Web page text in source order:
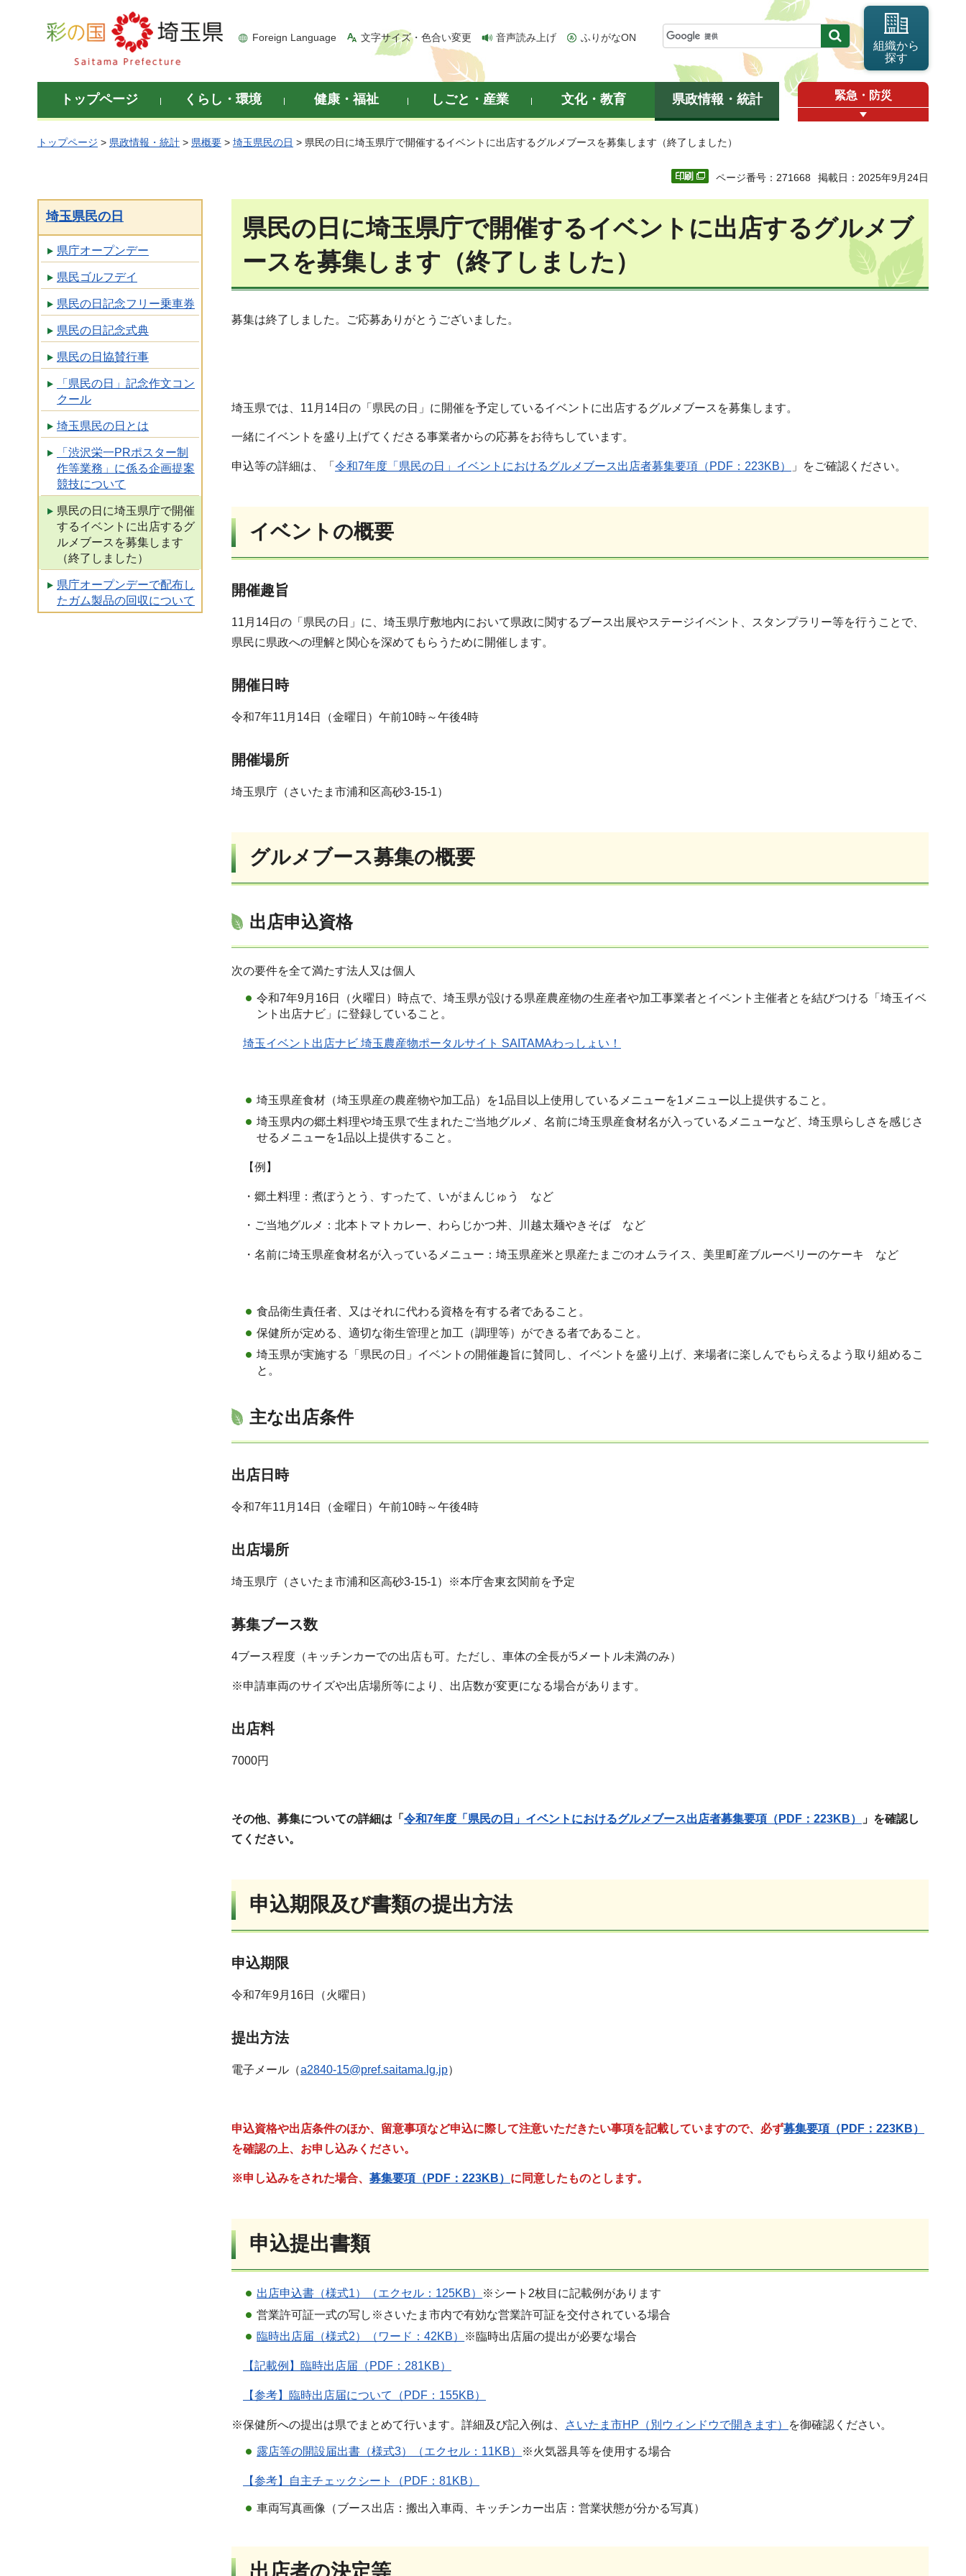
彩の国 埼玉県
Foreign Language 文字サイズ・色合い変更 音声読み上げ ふりがなON
組織から
探す
トップページ くらし・環境 健康・福祉 しごと・産業 文化・教育 県政情報・統計 緊急・防災
トップページ > 県政情報・統計 > 県概要 > 埼玉県民の日 > 県民の日に埼玉県庁で開催するイベントに出店するグルメブースを募集します（終了しました）
ページ番号：271668 掲載日：2025年9月24日
埼玉県民の日
県庁オープンデー
県民ゴルフデイ
県民の日記念フリー乗車券
県民の日記念式典
県民の日協賛行事
「県民の日」記念作文コン
クール
埼玉県民の日とは
「渋沢栄一PRポスター制
作等業務」に係る企画提案
競技について
県民の日に埼玉県庁で開催
するイベントに出店するグ
ルメブースを募集します
（終了しました）
県庁オープンデーで配布し
たガム製品の回収について
県民の日に埼玉県庁で開催するイベントに出店するグルメブ
ースを募集します（終了しました）
募集は終了しました。ご応募ありがとうございました。
埼玉県では、11月14日の「県民の日」に開催を予定しているイベントに出店するグルメブースを募集します。
一緒にイベントを盛り上げてくださる事業者からの応募をお待ちしています。
申込等の詳細は、「 令和7年度「県民の日」イベントにおけるグルメブース出店者募集要項（PDF：223KB） 」をご確認ください。
イベントの概要
開催趣旨
11月14日の「県民の日」に、埼玉県庁敷地内において県政に関するブース出展やステージイベント、スタンプラリー等を行うことで、
県民に県政への理解と関心を深めてもらうために開催します。
開催日時
令和7年11月14日（金曜日）午前10時～午後4時
開催場所
埼玉県庁（さいたま市浦和区高砂3-15-1）
グルメブース募集の概要
出店申込資格
次の要件を全て満たす法人又は個人
令和7年9月16日（火曜日）時点で、埼玉県が設ける県産農産物の生産者や加工事業者とイベント主催者とを結びつける「埼玉イベ
ント出店ナビ」に登録していること。
埼玉イベント出店ナビ 埼玉農産物ポータルサイト SAITAMAわっしょい！
埼玉県産食材（埼玉県産の農産物や加工品）を1品目以上使用しているメニューを1メニュー以上提供すること。
埼玉県内の郷土料理や埼玉県で生まれたご当地グルメ、名前に埼玉県産食材名が入っているメニューなど、埼玉県らしさを感じさ
せるメニューを1品以上提供すること。
【例】
・郷土料理：煮ぼうとう、すったて、いがまんじゅう など
・ご当地グルメ：北本トマトカレー、わらじかつ丼、川越太麺やきそば など
・名前に埼玉県産食材名が入っているメニュー：埼玉県産米と県産たまごのオムライス、美里町産ブルーベリーのケーキ など
食品衛生責任者、又はそれに代わる資格を有する者であること。
保健所が定める、適切な衛生管理と加工（調理等）ができる者であること。
埼玉県が実施する「県民の日」イベントの開催趣旨に賛同し、イベントを盛り上げ、来場者に楽しんでもらえるよう取り組めるこ
と。
主な出店条件
出店日時
令和7年11月14日（金曜日）午前10時～午後4時
出店場所
埼玉県庁（さいたま市浦和区高砂3-15-1）※本庁舎東玄関前を予定
募集ブース数
4ブース程度（キッチンカーでの出店も可。ただし、車体の全長が5メートル未満のみ）
※申請車両のサイズや出店場所等により、出店数が変更になる場合があります。
出店料
7000円
その他、募集についての詳細は「 令和7年度「県民の日」イベントにおけるグルメブース出店者募集要項（PDF：223KB）
」を確認し
てください。
申込期限及び書類の提出方法
申込期限
令和7年9月16日（火曜日）
提出方法
電子メール（a2840-15@pref.saitama.lg.jp）
申込資格や出店条件のほか、留意事項など申込に際して注意いただきたい事項を記載していますので、必ず募集要項（PDF：223KB）
を確認の上、お申し込みください。
※申し込みをされた場合、 募集要項（PDF：223KB） に同意したものとします。
申込提出書類
出店申込書（様式1）（エクセル：125KB）
※シート2枚目に記載例があります
営業許可証一式の写し※さいたま市内で有効な営業許可証を交付されている場合
臨時出店届（様式2）（ワード：42KB）
※臨時出店届の提出が必要な場合
【記載例】臨時出店届（PDF：281KB）
【参考】臨時出店届について（PDF：155KB）
※保健所への提出は県でまとめて行います。詳細及び記入例は、 さいたま市HP（別ウィンドウで開きます） を御確認ください。
露店等の開設届出書（様式3）（エクセル：11KB） ※火気器具等を使用する場合
【参考】自主チェックシート（PDF：81KB）
車両写真画像（ブース出店：搬出入車両、キッチンカー出店：営業状態が分かる写真）
出店者の決定等